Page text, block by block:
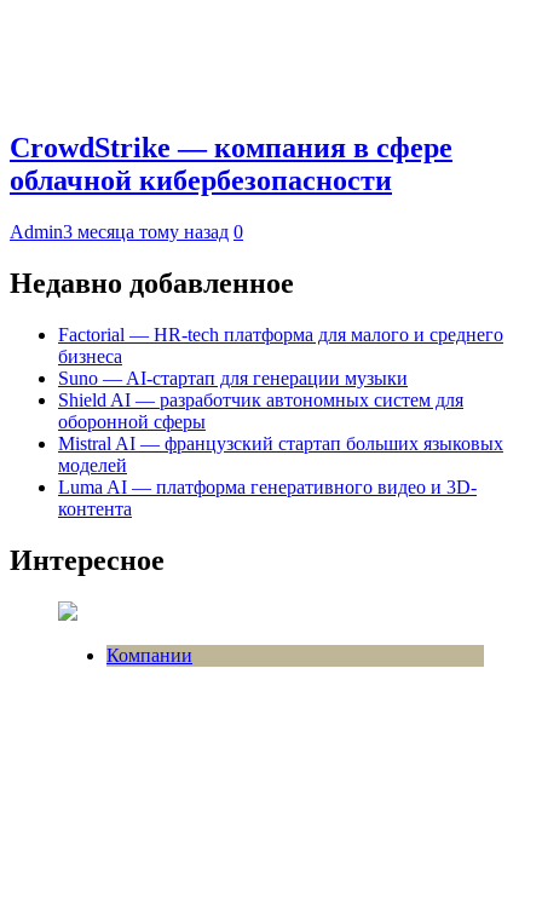
CrowdStrike — компания в сфере
облачной кибербезопасности
Admin3 месяца тому назад 0
Недавно добавленное
Factorial — HR-tech платформа для малого и среднего
бизнеса
Suno — AI-стартап для генерации музыки
Shield AI — разработчик автономных систем для
оборонной сферы
Mistral AI — французский стартап больших языковых
моделей
Luma AI — платформа генеративного видео и 3D-
контента
Интересное
Компании